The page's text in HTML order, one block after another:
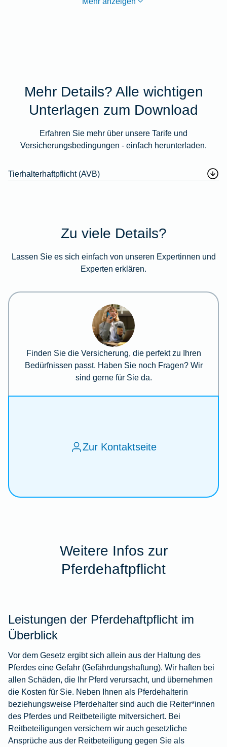
Mehr Details? Alle wichtigen
Unterlagen zum Download
Erfahren Sie mehr über unsere Tarife und
Versicherungsbedingungen - einfach herunterladen.
Tierhalterhaftpflicht (AVB)
Zu viele Details?
Lassen Sie es sich einfach von unseren Expertinnen und
Experten erklären.
Finden Sie die Versicherung, die perfekt zu Ihren
Bedürfnissen passt. Haben Sie noch Fragen? Wir
sind gerne für Sie da.
Zur Kontaktseite
Weitere Infos zur
Pferdehaftpflicht
Leistungen der Pferdehaftpflicht im
Überblick
Vor dem Gesetz ergibt sich allein aus der Haltung des
Pferdes eine Gefahr (Gefährdungshaftung). Wir haften bei
allen Schäden, die Ihr Pferd verursacht, und übernehmen
die Kosten für Sie. Neben Ihnen als Pferdehalterin
beziehungsweise Pferdehalter sind auch die Reiter*innen
des Pferdes und Reitbeteiligte mitversichert. Bei
Reitbeteiligungen versichern wir auch gesetzliche
Ansprüche aus der Reitbeteiligung gegen Sie als